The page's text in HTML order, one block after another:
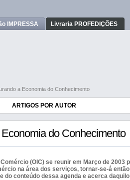
IMPRESSA Livraria PROFEDIÇÕES
a Economia do Conhecimento
ARTIGOS POR AUTOR
do Conhecimento
(OIC) se reunir em Março de 2003
na área dos serviços, tornar-se-á
conteúdo dessa agenda e acerca